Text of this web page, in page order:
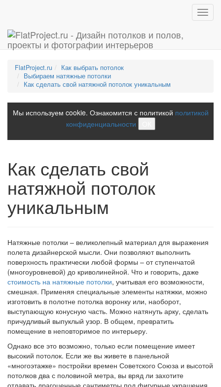
FlatProject.ru
Как выбрать потолок
Выбираем натяжные потолки
Как сделать свой натяжной потолок уникальным
Мы используем cookie. Ознакомится с политикой политикой
конфиденциальности
Как сделать свой
натяжной потолок
уникальным
Натяжные потолки – великолепный материал для выражения
полета дизайнерской мысли. Они позволяют выполнить
поверхность практически любой формы – от ступенчатой
(многоуровневой) до криволинейной. Что и говорить, даже
стоимость на натяжные потолки, учитывая его возможности,
смешная. Применяя специальные элементы натяжки, можно
изготовить в полотне потолка воронку или, наоборот,
выступающую конусную часть. Можно натянуть арку, сделать
причудливый выпуклый узор. В общем, превратить
помещение в неповторимое по интерьеру.
Однако все это возможно, только если помещение имеет
высокий потолок. Если же вы живете в панельной
«многоэтажке» постройки времен Советского Союза и высотой
потолков два с половиной метра, вы вряд ли захотите
отдавать драгоценные сантиметры под фигурные украшения